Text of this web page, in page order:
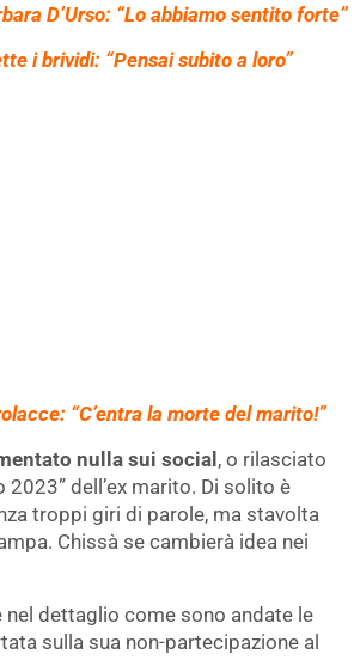
D’Urso: “Lo abbiamo sentito forte”
i brividi: “Pensai subito a loro”
“C’entra la morte del marito!”
nulla sui social, o rilasciato
2023” dell’ex marito. Di solito è
troppi giri di parole, ma stavolta
Chissà se cambierà idea nei
nel dettaglio come sono andate le
sulla sua non-partecipazione al